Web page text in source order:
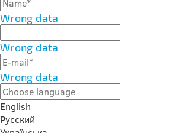
Wrong data
Wrong data
Wrong data
English
Русский